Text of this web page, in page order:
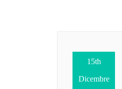
15th
Dicembre